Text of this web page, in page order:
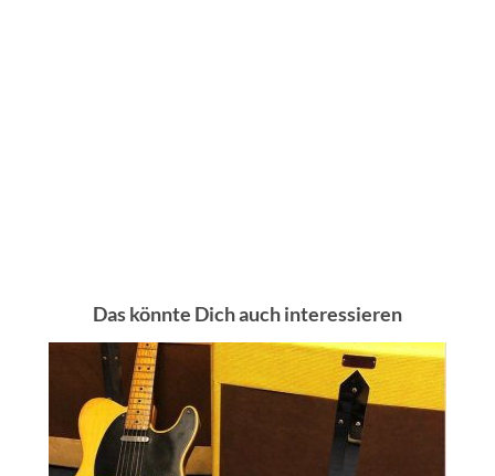
Das könnte Dich auch interessieren